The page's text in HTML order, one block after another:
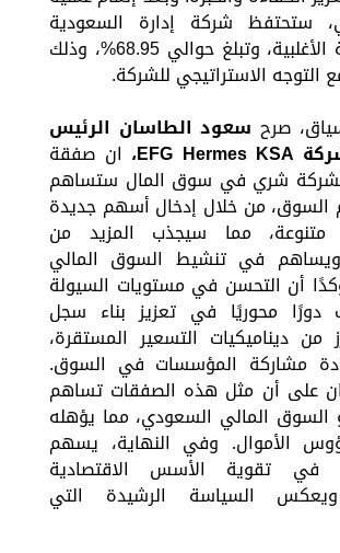
ستحتفظ شركة إدارة السعودية
القابضة بحصة الأغلبية، وتبلغ حوالي 68.95%، وذلك
التوجه الاستراتيجي للشركة.
صرح سعود الطاسان الرئيس
EFG Hermes KSA، ان صفقة
لشركة شري في سوق المال ستساهم
السوق، من خلال إدخال أسهم جديدة
مما سيجذب المزيد من
ويساهم في تنشيط السوق المالي
أن التحسن في مستويات السيولة
دورًا محوريًا في تعزيز بناء سجل
من ديناميكيات التسعير المستقرة،
مشاركة المؤسسات في السوق.
على أن مثل هذه الصفقات تساهم
السوق المالي السعودي، مما يؤهله
الأموال. وفي النهاية، يسهم
تقوية الأسس الاقتصادية
ويعكس السياسة الرشيدة التي